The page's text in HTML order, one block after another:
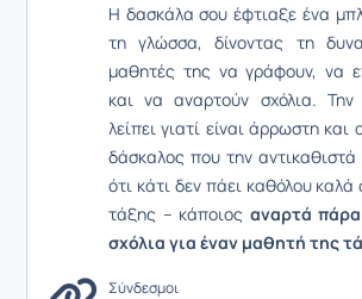
Η δασκάλα σου έφτιαξε ένα
τη γλώσσα, δίνοντας τη
μαθητές της να γράφουν, να
και να αναρτούν σχόλια.
λείπει γιατί είναι άρρωστη
δάσκαλος που την αντικαθιστά
ότι κάτι δεν πάει καθόλου καλά
τάξης – κάποιος αναρτά
σχόλια για έναν μαθητή της
Σύνδεσμοι